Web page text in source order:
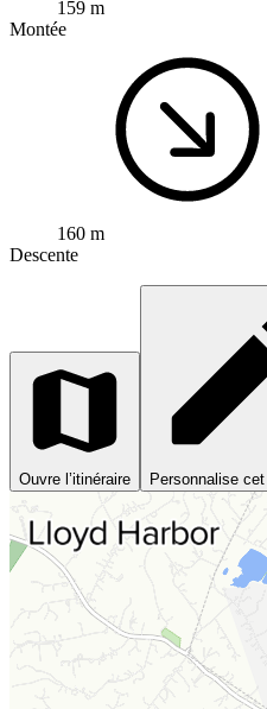
159 m
Montée
160 m
Descente
Ouvre l’itinéraire Personnalise